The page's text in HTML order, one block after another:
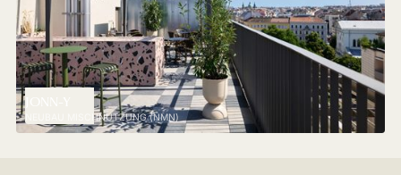
NEUBAU MISCHNUTZUNG (NMN)